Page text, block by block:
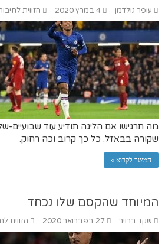
עופר גולדמן 4 במרץ 2020 הזווית
מה תרגישו אם הליגה תודיע עוד
שקורה בבאזל. כל כך קרוב וכה רחוק.
המשך לקרוא »
המיוחד שהקסם שלו נכחד
שקד ברויר 27 בפברואר 2020 הזווית